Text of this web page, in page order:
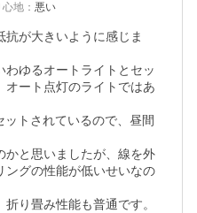
心地 ： 悪い
が大きいように感じま
ゆるオートライトとセッ
オート点灯のライトではあ
トされているので、昼間
かと思いましたが、線を外
ングの性能が低いせいなの
り畳み性能も普通です。